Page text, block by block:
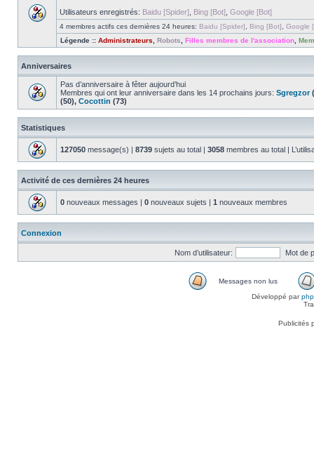
Utilisateurs enregistrés: Baidu [Spider] Bing [Bot] Google [Bot]
4 membres actifs ces dernières 24 heures: Baidu [Spider] Bing [Bot]
Google
Légende :: Administrateurs Robots Filles membres de l'association
Anniversaires
Pas d’anniversaire à fêter aujourd’hui
Membres qui ont leur anniversaire dans les 14 prochains jours: Sgregzor
(50), Cocottin (73)
Statistiques
127050 message(s) | 8739 sujets au total | 3058 membres au total |
Activité de ces dernières 24 heures
0 nouveaux messages | 0 nouveaux sujets | 1 nouveaux membres
Connexion
Nom d’utilisateur: Mot de
Messages non lus
Développé par
Publicités